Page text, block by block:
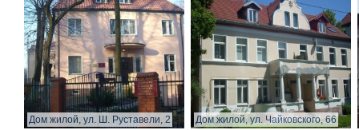
Дом жилой, ул. Ш. Руставели, 2 Дом жилой, ул. Чайковского, 66